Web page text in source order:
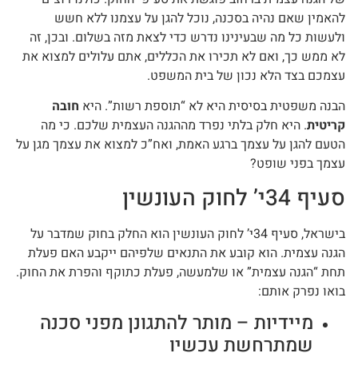
להאמין שאם נהיה בסכנה, נוכל להגן על עצמנו ללא חשש
ולעשות כל מה שבעינינו נדרש כדי לצאת מזה בשלום. ובכן, זה
לא ממש כך, ואם לא תכירו את הכללים, אתם עלולים למצוא את
עצמכם בצד הלא נכון של בית המשפט.
הבנה משפטית בסיסית היא לא “תוספת רשות”. היא חובה
קריטית. היא חלק בלתי נפרד מההגנה העצמית שלכם. כי מה
הטעם להגן על עצמך ברגע האמת, ואח”כ למצוא את עצמך מגן על
עצמך בפני שופט?
סעיף 34י’ לחוק העונשין
בישראל, סעיף 34י’ לחוק העונשין הוא החלק בחוק שמדבר על
הגנה עצמית. הוא קובע את התנאים שלפיהם ייקבע האם פעלת
תחת “הגנה עצמית” או שלמעשה, פעלת כתוקף והפרת את החוק.
בואו נפרק אותם:
מיידיות – מותר להתגונן מפני סכנה
שמתרחשת עכשיו